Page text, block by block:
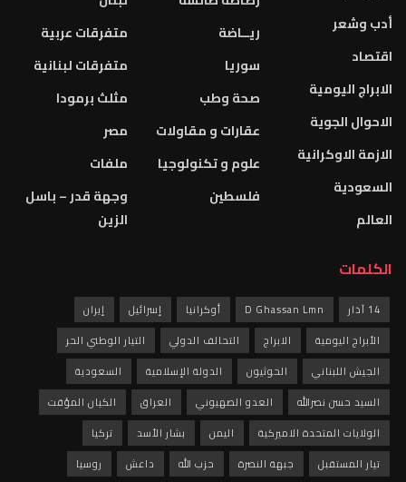
أدب وشعر
اقتصاد
الابراج اليومية
الاحوال الجوية
الازمة الاوكرانية
السعودية
العالم
ريــاضة
سوريا
صحة وطب
عقارات و مقاولات
علوم و تكنولوجيا
فلسطين
متفرقات عربية
متفرقات لبنانية
مثلث برمودا
مصر
ملفات
وجهة قدر – باسل
الزين
الكلمات
14 آذار D Ghassan Lmn أوكرانيا إسرائيل
إيران
الأبراج اليومية
الابراج التحالف الدولي
التيار الوطني الحر
الجيش اللبناني
الحوثيون الدولة الإسلامية
السعودية
السيد حسن نصرالله
العدو الصهيوني العراق
الكيان المؤقت
الولايات المتحدة الاميركية
اليمن بشار الأسد
تركيا
تيار المستقبل
جبهة النصرة حزب الله داعش روسيا